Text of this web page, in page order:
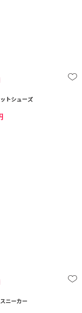
トシューズ
ニーカー